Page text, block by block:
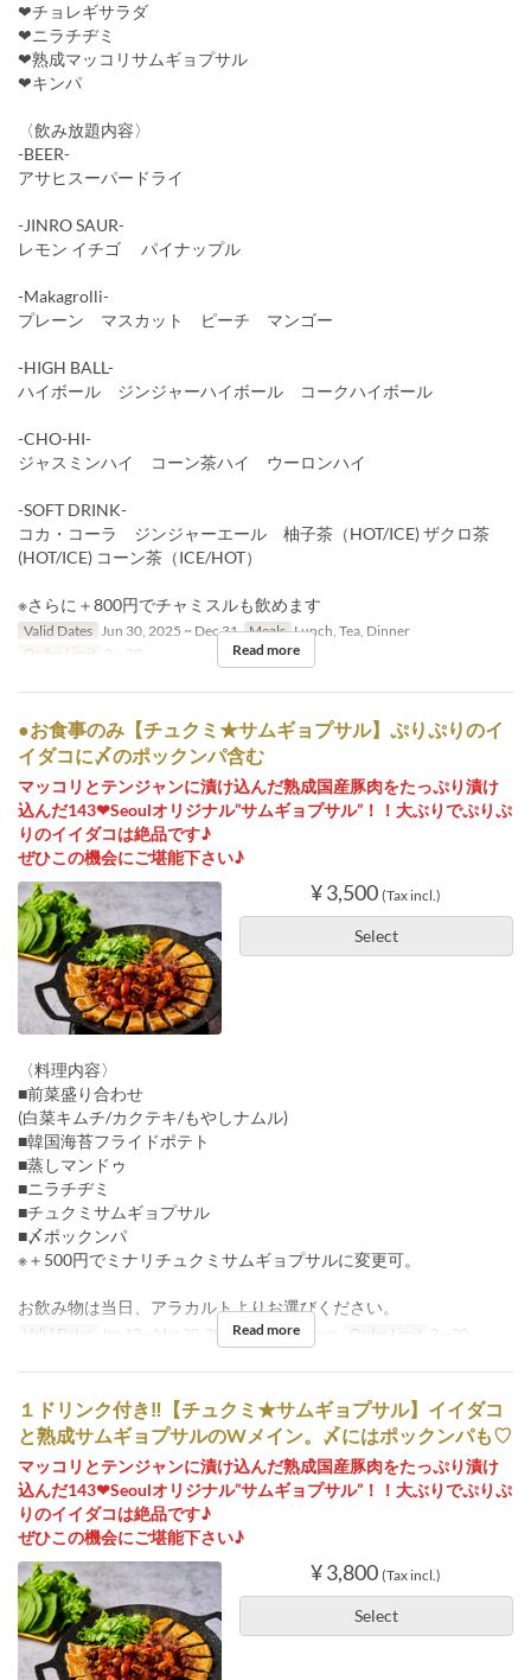
❤チョレギサラダ
❤ニラチヂミ
❤熟成マッコリサムギョプサル
❤キンパ
〈飲み放題内容〉
-BEER-
アサヒスーパードライ
-JINRO SAUR-
レモン イチゴ パイナップル
-Makagrolli-
プレーン マスカット ピーチ マンゴー
-HIGH BALL-
ハイボール ジンジャーハイボール コークハイボール
-CHO-HI-
ジャスミンハイ コーン茶ハイ ウーロンハイ
-SOFT DRINK-
コカ・コーラ ジンジャーエール 柚子茶（HOT/ICE) ザクロ茶
(HOT/ICE) コーン茶（ICE/HOT）
※さらに＋800円でチャミスルも飲めます
Valid Dates Jun 30, 2025 ~ Dec 31 Meals Lunch, Tea, Dinner
Order Limit
2 ~ 20 Read more
●お食事のみ【チュクミ★サムギョプサル】ぷりぷりのイ
イダコに〆のポックンパ含む
マッコリとテンジャンに漬け込んだ熟成国産豚肉をたっぷり漬け
込んだ143❤Seoulオリジナル”サムギョプサル”！！大ぶりでぷりぷ
りのイイダコは絶品です♪
ぜひこの機会にご堪能下さい♪
¥ 3,500 (Tax incl.)
Select
〈料理内容〉
■前菜盛り合わせ
(白菜キムチ/カクテキ/もやしナムル)
■韓国海苔フライドポテト
■蒸しマンドゥ
■ニラチヂミ
■チュクミサムギョプサル
■〆ポックンパ
※＋500円でミナリチュクミサムギョプサルに変更可。
お飲み物は当日、アラカルトよりお選びください。
Valid Dates Jan 13 ~ Mar 30, 2027 Meals Dinner Order Limit 2 ~ 20
Read more
１ドリンク付き‼【チュクミ★サムギョプサル】イイダコ
と熟成サムギョプサルのWメイン。〆にはポックンパも♡
マッコリとテンジャンに漬け込んだ熟成国産豚肉をたっぷり漬け
込んだ143❤Seoulオリジナル”サムギョプサル”！！大ぶりでぷりぷ
りのイイダコは絶品です♪
ぜひこの機会にご堪能下さい♪
¥ 3,800 (Tax incl.)
Select